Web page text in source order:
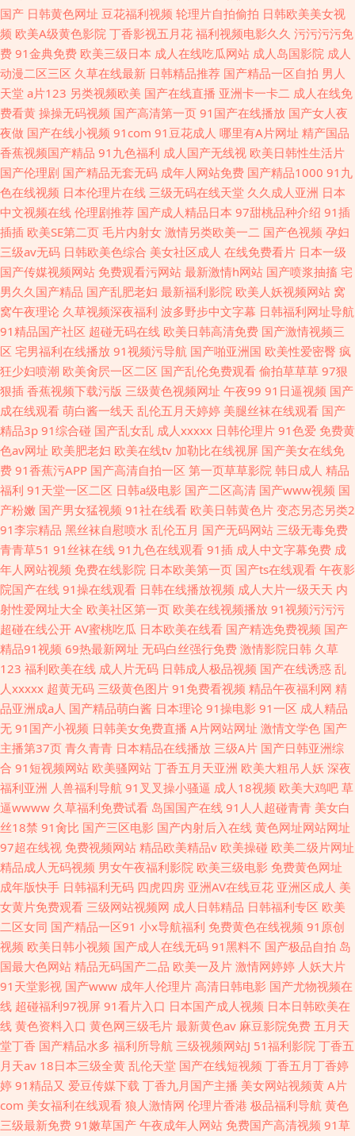
国产 日韩黄色网址 豆花福利视频 轮理片自拍偷拍 日韩欧美美女视
频 欧美A级黄色影院 丁香影视五月花 福利视频电影久久 污污污污免
费 91金典免费 欧美三级日本 成人在线吃瓜网站 成人岛国影院 成人
动漫二区三区 久草在线最新 日韩精品推荐 国产精品一区自拍 男人
天堂 a片123 另类视频欧美 国产在线直播 亚洲卡一卡二 成人在线免
费看黄 操操无码视频 国产高清第一页 91国产在线播放 国产女人夜
夜做 国产在线小视频 91com 91豆花成人 哪里有A片网址 精产国品
香蕉视频国产精品 91九色福利 成人国产无线视 欧美日韩性生活片
国产伦理剧 国产精品无套无码 成年人网站免费 国产精品1000 91九
色在线视频 日本伦理片在线 三级无码在线天堂 久久成人亚洲 日本
中文视频在线 伦理剧推荐 国产成人精品日本 97甜桃品种介绍 91插
插插 欧美SE第二页 毛片内射女 激情另类欧美一二 国产色视频 孕妇
三级av无码 日韩欧美色综合 美女社区成人 在线免费看片 日本一级
国产传媒视频网站 免费观看污网站 最新激情h网站 国产喷浆抽搐 宅
男久久国产精品 国产乱肥老妇 最新福利影院 欧美人妖视频网站 窝
窝午夜理论 久草视频深夜福利 波多野步中文字幕 日韩福利网址导航
91精品国产社区 超碰无码在线 欧美日韩高清免费 国产激情视频三
区 宅男福利在线播放 91视频污导航 国产啪亚洲国 欧美性爱密臀 疯
狂少妇喷潮 欧美肏屄一区二区 国产乱伦免费观看 偷拍草草草 97狠
狠插 香蕉视频下载污版 三级黄色视频网址 午夜99 91日逼视频 国产
成在线观看 萌白酱一线天 乱伦五月天婷婷 美腿丝袜在线观看 国产
精品3p 91综合碰 国产乱女乱 成人xxxxx 日韩伦理片 91色爱 免费黄
色av网址 欧美肥老妇 欧美在线tv 加勒比在线视屏 国产美女在线免
费 91香蕉污APP 国产高清自拍一区 第一页草草影院 韩日成人 精品
福利 91天堂一区二区 日韩a级电影 国产二区高清 国产www视频 国
产粉嫩 国产男女猛视频 91社在线看 欧美日韩黄色片 变态另态另类2
91李宗精品 黑丝袜自慰喷水 乱伦五月 国产无码网站 三级无毒免费
青青草51 91丝袜在线 91九色在线观看 91插 成人中文字幕免费 成
年人网站视频 免费在线影院 日本欧美第一页 国产ts在线观看 午夜影
院国产在线 91操在线观看 日韩在线播放视频 成人大片一级天天 内
射性爱网址大全 欧美社区第一页 欧美在线视频播放 91视频污污污
超碰在线公开 AV蜜桃吃瓜 日本欧美在线看 国产精选免费视频 国产
精品91视频 69热最新网址 无码白丝强行免费 激情影院日韩 久草
123 福利欧美在线 成人片无码 日韩成人极品视频 国产在线诱惑 乱
人xxxxx 超黄无码 三级黄色图片 91免费看视频 精品午夜福利网 精
品亚洲成a人 国产精品萌白酱 日本理论 91操电影 91一区 成人精品
无 91国产小视频 日韩美女免费直播 A片网站网址 激情文学色 国产
主播第37页 青久青青 日本精品在线播放 三级A片 国产日韩亚洲综
合 91短视频网站 欧美骚网站 丁香五月天亚洲 欧美大粗吊人妖 深夜
福利亚洲 人兽福利导航 91叉叉操小骚逼 成人18视频 欧美大鸡吧 草
逼wwww 久草福利免费试看 岛国国产在线 91人人超碰青青 美女白
丝18禁 91肏比 国产三区电影 国产内射后入在线 黄色网址网站网址
97超在线视 免费视频网站 精品欧美精品v 欧美操碰 欧美二级片网址
精品成人无码视频 男女午夜福利影院 欧美三级电影 免费黄色网址
成年版快手 日韩福利无码 四虎四房 亚洲AV在线豆花 亚洲区成人 美
女黄片免费观看 三级网站视频网 成人日韩精品 日韩福利专区 欧美
二区女同 国产精品一区91 小x导航福利 免费黄色在线视频 91原创
视频 欧美日韩小视频 国产成人在线无码 91黑料不 国产极品自拍 岛
国最大色网站 精品无码国产二品 欧美一及片 激情网婷婷 人妖大片
91天堂影视 国产www 成年人伦理片 高清日韩电影 国产尤物视频在
线 超碰福利97视屏 91看片入口 日本国产成人视频 日本日韩欧美在
线 黄色资料入口 黄色网三级毛片 最新黄色av 麻豆影院免费 五月天
堂丁香 国产精品水多 福利所导航 三级视频网站J 51福利影院 丁香五
月天av 18日本三级全黄 乱伦天堂 国产在线短视频 丁香五月丁香婷
婷 91精品又 爱豆传媒下载 丁香九月国产主播 美女网站视频黄 A片
com 美女福利在线观看 狼人激情网 伦理片香港 极品福利导航 黄色
三级最新免费 91嫩草国产 午夜成年人网站 免费国产高清视频 91草